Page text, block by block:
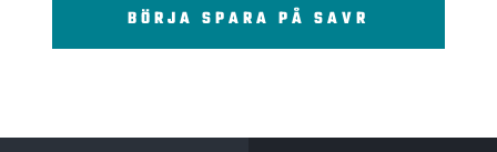
BÖRJA SPARA PÅ SAVR